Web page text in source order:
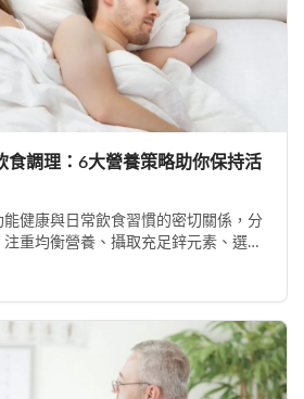
食調理：6大營養策略助你保持活
健康與日常飲食習慣的密切關係，分
重均衡營養、攝取充足鋅元素、選擇